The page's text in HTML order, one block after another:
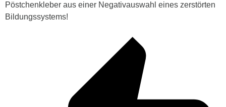
Pöstchenkleber aus einer Negativauswahl eines zerstörten
Bildungssystems!